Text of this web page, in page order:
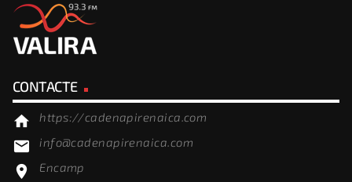
CONTACTE
home https://cadenapirenaica.com
email info@cadenapirenaica.com
location_on Encamp